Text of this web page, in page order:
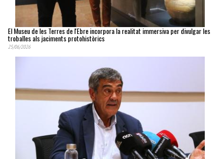
El Museu de les Terres de l'Ebre incorpora la realitat immersiva per divulgar les
troballes als jaciments protohistòrics
25/06/2026